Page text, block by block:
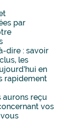
par
dire : savoir
les
en
rapidement
aurons reçu
vos